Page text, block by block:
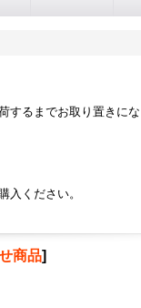
するまでお取り置きに
入ください。
商品]